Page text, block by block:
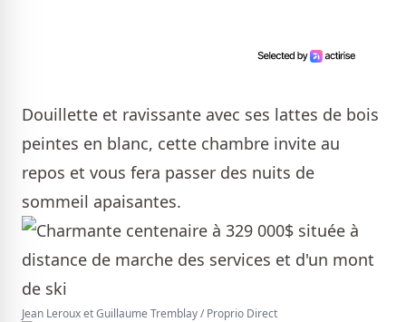
Douillette et ravissante avec ses lattes de bois
peintes en blanc, cette chambre invite au
repos et vous fera passer des nuits de
sommeil apaisantes.
Jean Leroux et Guillaume Tremblay / Proprio Direct